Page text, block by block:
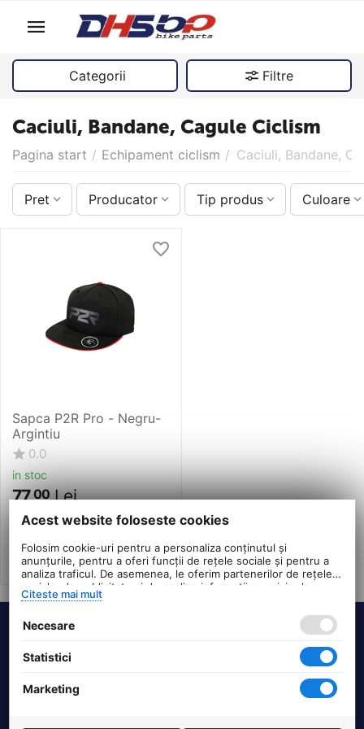
Categorii Filtre
Caciuli, Bandane, Cagule Ciclism
Pagina start / Echipament ciclism / Caciuli, Bandane,
Pret Producator Tip produs Culoare
Sapca P2R Pro - Negru-
Argintiu
0.0
in stoc
PRP:
7700 Lei
DHS Bike Parts
Suport clienti
Acest website foloseste cookies
Folosim cookie-uri pentru a personaliza conținutul și
anunțurile, pentru a oferi funcții de rețele sociale și pentru a
analiza traficul. De asemenea, le oferim partenerilor de rețele
sociale, de publicitate și de analize informații cu privire la
modul în care folosiți site-ul nostru. Aceștia le pot combina cu
serviciilor lor.
Citeste mai mult
Necesare
Statistici
Marketing